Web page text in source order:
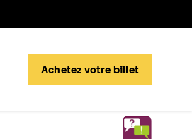
Rechercher
Achetez votre billet